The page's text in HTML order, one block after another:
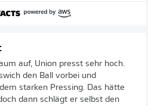
auf, Union presst sehr hoch.
den Ball vorbei und
starken Pressing. Das hätte
dann schlägt er selbst den